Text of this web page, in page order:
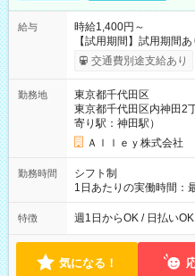
給与
時給1,400円～
【試用期間】試用期間
給与は本採用時と同じで
交通費別途支給あり
勤務地
東京都千代田区
東京都千代田区内神田2
寄り駅：神田駅）
Ａｌｌｅｙ株式会社
勤務時間
シフト制
1日あたりの実働時間：
実働時間：1-5時間 └上
能！ └平日・土曜日の中
18:00 などのように
特徴 週1日からOK / 日払い
気になる！